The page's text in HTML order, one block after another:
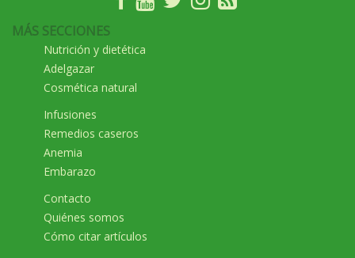
MÁS SECCIONES
Nutrición y dietética
Adelgazar
Cosmética natural
Infusiones
Remedios caseros
Anemia
Embarazo
Contacto
Quiénes somos
Cómo citar artículos